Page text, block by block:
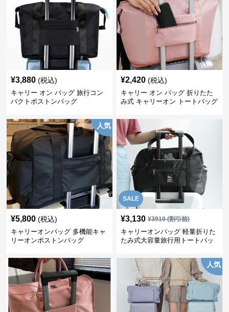
¥3,880 (税込)
キャリー オン バッグ 旅行コン
パクトボストンバッグ
¥2,420 (税込)
キャリー オン バッグ 折りたた
み式 キャリーオン トートバッグ
人気
¥5,800 (税込)
キャリーオンバッグ 多機能キャ
リーオンボストンバッグ
SALE
¥3,130 ¥3910(割引前)
キャリーオンバッグ 軽量折りた
たみ式大容量旅行用トートバッ
人気